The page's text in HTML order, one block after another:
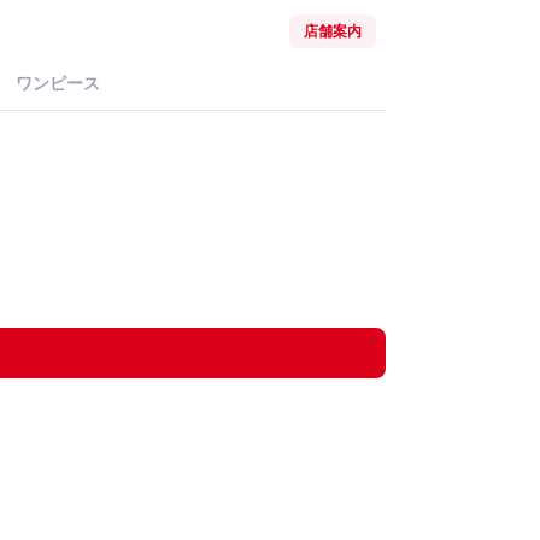
店舗案内
ワンピース